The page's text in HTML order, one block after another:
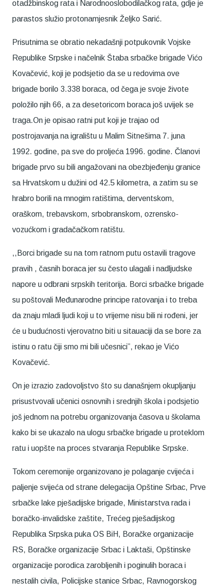
otadžbinskog rata i Narodnooslobodilačkog rata, gdje je
parastos služio protonamjesnik Željko Sarić.
Prisutnima se obratio nekadašnji potpukovnik Vojske
Republike Srpske i načelnik Štaba srbačke brigade Vićo
Kovačević, koji je podsjetio da se u redovima ove
brigade borilo 3.338 boraca, od čega je svoje živote
položilo njih 66, a za desetoricom boraca još uvijek se
traga.On je opisao ratni put koji je trajao od
postrojavanja na igralištu u Malim Sitnešima 7. juna
1992. godine, pa sve do proljeća 1996. godine. Članovi
brigade prvo su bili angažovani na obezbjeđenju granice
sa Hrvatskom u dužini od 42.5 kilometra, a zatim su se
hrabro borili na mnogim ratištima, derventskom,
oraškom, trebavskom, srbobranskom, ozrensko-
vozućkom i gradačačkom ratištu.
,,Borci brigade su na tom ratnom putu ostavili tragove
pravih , časnih boraca jer su često ulagali i nadljudske
napore u odbrani srpskih teritorija. Borci srbačke brigade
su poštovali Međunarodne principe ratovanja i to treba
da znaju mladi ljudi koji u to vrijeme nisu bili ni rođeni, jer
će u budućnosti vjerovatno biti u sitauaciji da se bore za
istinu o ratu čiji smo mi bili učesnici”, rekao je Vićo
Kovačević.
On je izrazio zadovoljstvo što su današnjem okupljanju
prisustvovali učenici osnovnih i srednjih škola i podsjetio
još jednom na potrebu organizovanja časova u školama
kako bi se ukazalo na ulogu srbačke brigade u proteklom
ratu i uopšte na proces stvaranja Republike Srpske.
Tokom ceremonije organizovano je polaganje cvijeća i
paljenje svijeća od strane delegacija Opštine Srbac, Prve
srbačke lake pješadijske brigade, Ministarstva rada i
boračko-invalidske zaštite, Trećeg pješadijskog
Republika Srpska puka OS BiH, Boračke organizacije
RS, Boračke organizacije Srbac i Laktaši, Opštinske
organizacije porodica zarobljenih i poginulih boraca i
nestalih civila, Policijske stanice Srbac, Ravnogorskog